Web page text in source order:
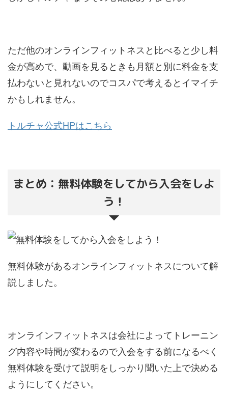
ただ他のオンラインフィットネスと比べると少し料
金が高めで、動画を見るときも月額と別に料金を支
払わないと見れないのでコスパで考えるとイマイチ
かもしれません。
トルチャ公式HPはこちら
まとめ：無料体験をしてから入会をしよ
う！
無料体験があるオンラインフィットネスについて解
説しました。
オンラインフィットネスは会社によってトレーニン
グ内容や時間が変わるので入会をする前になるべく
無料体験を受けて説明をしっかり聞いた上で決める
ようにしてください。